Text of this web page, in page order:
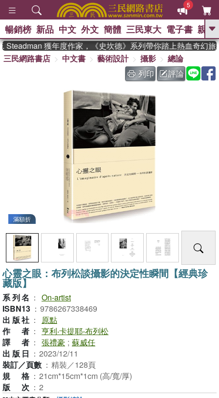
5
GO
熱搜： 東野圭吾 、 高希均教授回憶錄
The Odyssey 、 父親節 、 如果歷
史是一群喵 、 暑期推薦 、 國際布克
獎 臺灣漫遊錄
登輝時代 、 數學女孩：黎曼猜想
偉大的迷走神經
暢銷榜 新品 中文 外文 簡體 三民東大 電子書 親子
獲年度作家，《史坎德》系列帶你踏上熱血奇幻旅程
三民網路書店
中文書 藝術設計 攝影
總論
列印
評論
滿額折
心靈之眼：布列松談攝影的決定性瞬間【經典珍
藏版】
系列名 ： On-artist
ISBN13 ： 9786267338469
出版社 ：
原點
作者 ： 亨利‧卡提耶-布列松
譯者 ： 張禮豪 ; 蘇威任
出版日 ： 2023/12/11
裝訂／頁數 ： 精裝／128頁
規格 ： 21cm*15cm*1cm (高/寬/厚)
版次 ： 2